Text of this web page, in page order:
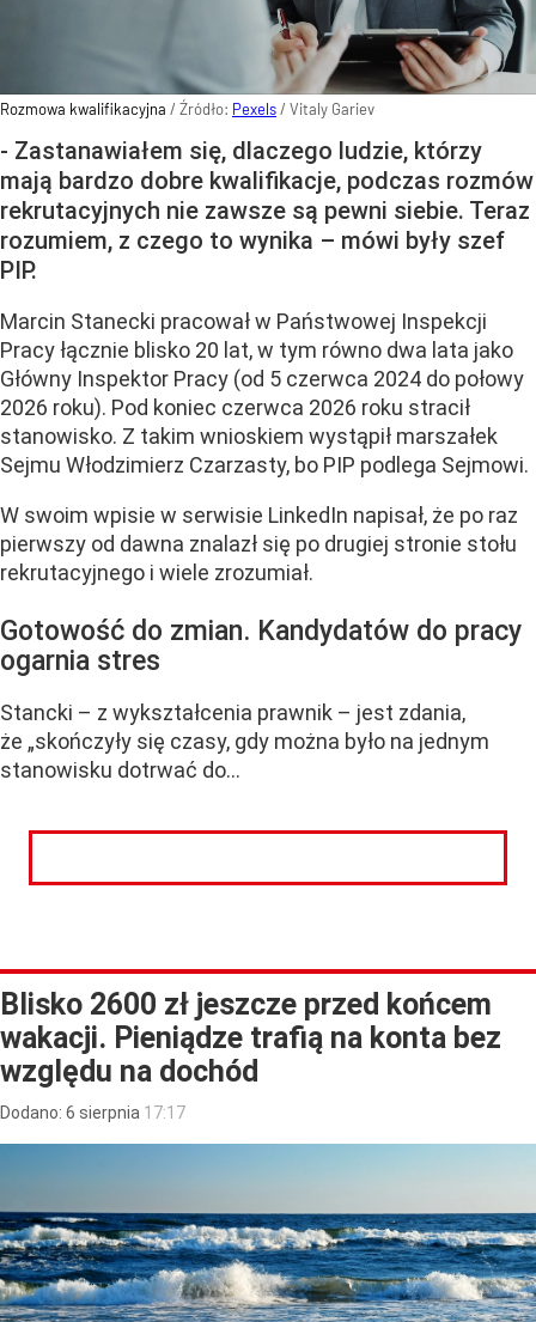
Rozmowa kwalifikacyjna / Źródło: Pexels/ Vitaly Gariev
- Zastanawiałem się, dlaczego ludzie, którzy
mają bardzo dobre kwalifikacje, podczas rozmów
rekrutacyjnych nie zawsze są pewni siebie. Teraz
rozumiem, z czego to wynika – mówi były szef
PIP.
Marcin Stanecki pracował w Państwowej Inspekcji
Pracy łącznie blisko 20 lat, w tym równo dwa lata jako
Główny Inspektor Pracy (od 5 czerwca 2024 do połowy
2026 roku). Pod koniec czerwca 2026 roku stracił
stanowisko. Z takim wnioskiem wystąpił marszałek
Sejmu Włodzimierz Czarzasty, bo PIP podlega Sejmowi.
W swoim wpisie w serwisie LinkedIn napisał, że po raz
pierwszy od dawna znalazł się po drugiej stronie stołu
rekrutacyjnego i wiele zrozumiał.
Gotowość do zmian. Kandydatów do pracy
ogarnia stres
Stancki – z wykształcenia prawnik – jest zdania,
że „skończyły się czasy, gdy można było na jednym
stanowisku dotrwać do...
Blisko 2600 zł jeszcze przed końcem
wakacji. Pieniądze trafią na konta bez
względu na dochód
Dodano: 6 sierpnia 17:17